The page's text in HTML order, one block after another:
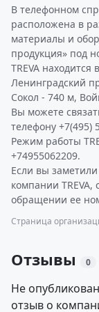
В телефонном
расположена в
материалы и
продукция» под
TREVA
Ленинградский
Сокол - 740 м,
Вы можете
телефону +7(495)
Режим работы
+74955062209.
Если вы
компании
обращении ее
Страница
Отзывы 0
Не
отзыв о